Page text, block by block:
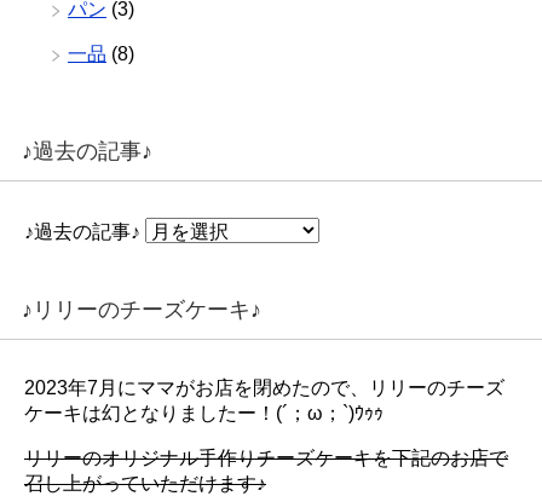
パン (3)
一品 (8)
♪過去の記事♪
♪過去の記事♪
♪リリーのチーズケーキ♪
2023年7月にママがお店を閉めたので、リリーのチーズ
ケーキは幻となりましたー！(´；ω；`)ｳｩｩ
リリーのオリジナル手作りチーズケーキを下記のお店で
召し上がっていただけます♪